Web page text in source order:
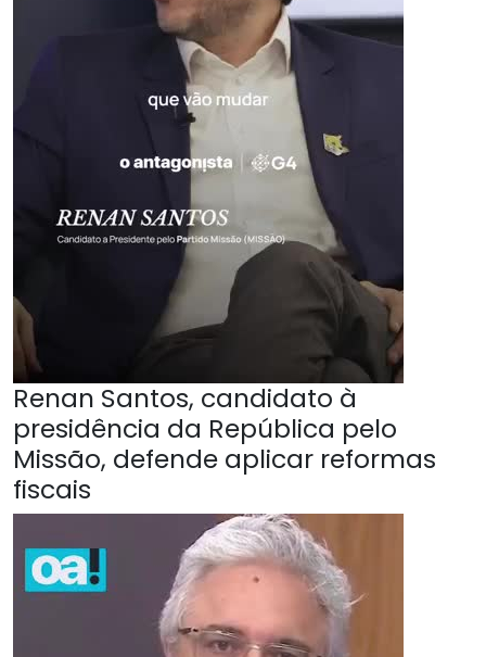
Renan Santos, candidato à
presidência da República pelo
Missão, defende aplicar reformas
fiscais